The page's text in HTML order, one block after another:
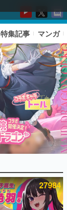
特集記事 マンガ
27984